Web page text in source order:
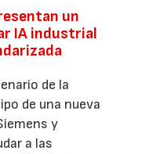
un
IA industrial
de la
de una nueva
y
a las